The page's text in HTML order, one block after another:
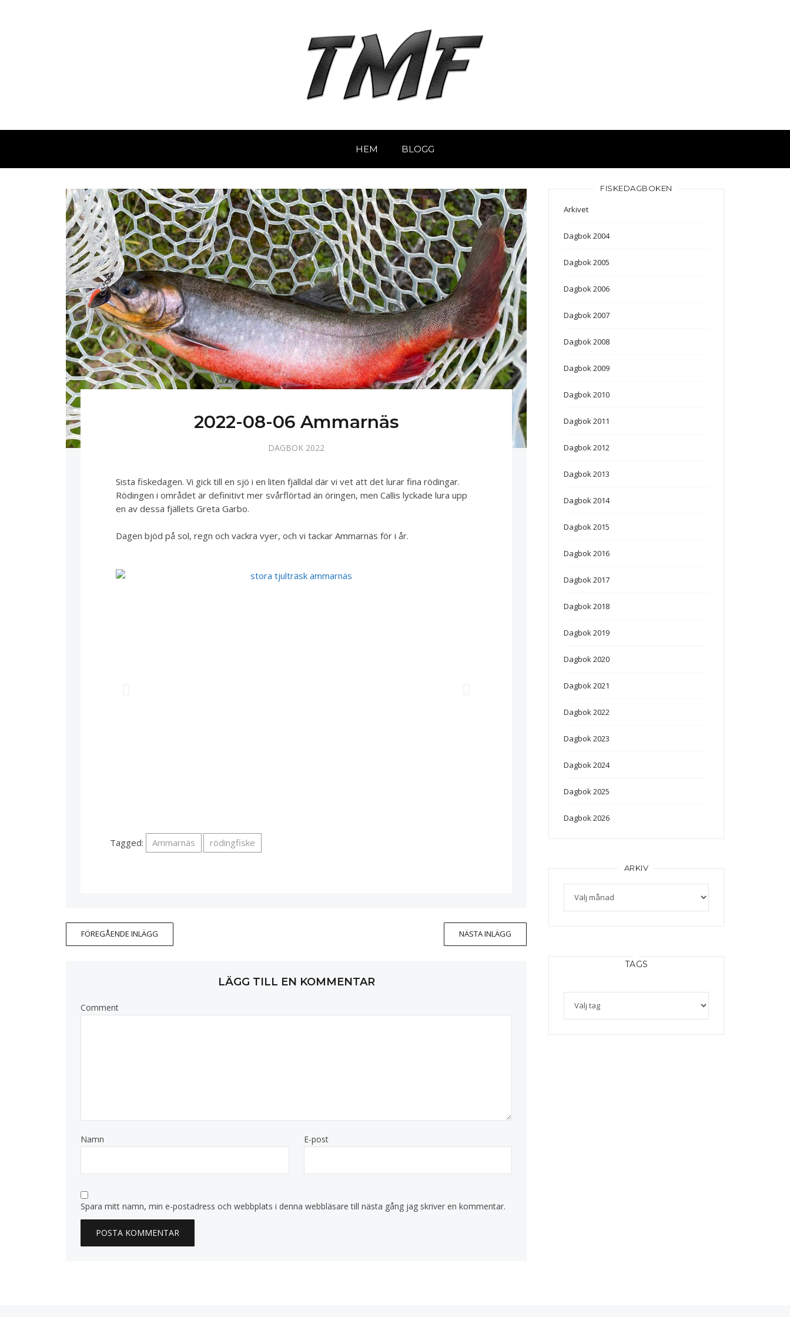
HEM BLOGG
2022-08-06 Ammarnäs
DAGBOK 2022
Sista fiskedagen. Vi gick till en sjö i en liten fjälldal där vi vet att det lurar fina rödingar.
Rödingen i området är definitivt mer svårflörtad än öringen, men Callis lyckade lura upp
en av dessa fjällets Greta Garbo.
Dagen bjöd på sol, regn och vackra vyer, och vi tackar Ammarnäs för i år.
Tagged: Ammarnäs rödingfiske
FÖREGÅENDE INLÄGG NÄSTA INLÄGG
LÄGG TILL EN KOMMENTAR
Comment
Namn E-post
Spara mitt namn, min e-postadress och webbplats i denna webbläsare till nästa gång jag skriver en kommentar.
FISKEDAGBOKEN
Arkivet
Dagbok 2004
Dagbok 2005
Dagbok 2006
Dagbok 2007
Dagbok 2008
Dagbok 2009
Dagbok 2010
Dagbok 2011
Dagbok 2012
Dagbok 2013
Dagbok 2014
Dagbok 2015
Dagbok 2016
Dagbok 2017
Dagbok 2018
Dagbok 2019
Dagbok 2020
Dagbok 2021
Dagbok 2022
Dagbok 2023
Dagbok 2024
Dagbok 2025
Dagbok 2026
ARKIV
TAGS